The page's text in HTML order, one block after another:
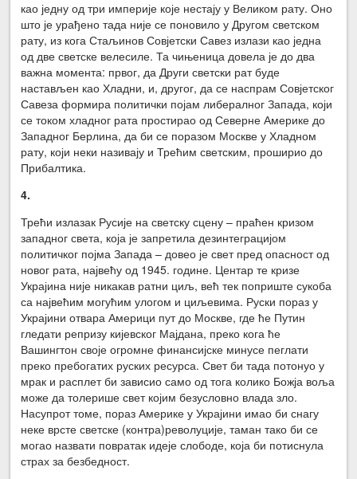
као једну од три империје које нестају у Великом рату. Оно
што је урађено тада није се поновило у Другом светском
рату, из кога Стаљинов Совјетски Савез излази као једна
од две светске велесиле. Та чињеница довела је до два
важна момента: првог, да Други светски рат буде
настављен као Хладни, и, другог, да се наспрам Совјетског
Савеза формира политички појам либералног Запада, који
се током хладног рата простирао од Северне Америке до
Западног Берлина, да би се поразом Москве у Хладном
рату, који неки називају и Трећим светским, проширио до
Прибалтика.
4.
Трећи излазак Русије на светску сцену – праћен кризом
западног света, која је запретила дезинтеграцијом
политичког појма Запада – довео је свет пред опасност од
новог рата, највећу од 1945. године. Центар те кризе
Украјина није никакав ратни циљ, већ тек поприште сукоба
са највећим могућим улогом и циљевима. Руски пораз у
Украјини отвара Америци пут до Москве, где ће Путин
гледати репризу кијевског Мајдана, преко кога ће
Вашингтон своје огромне финансијске минусе пеглати
преко пребогатих руских ресурса. Свет би тада потонуо у
мрак и расплет би зависио само од тога колико Божја воља
може да толерише свет којим безусловно влада зло.
Насупрот томе, пораз Америке у Украјини имао би снагу
неке врсте светске (контра)револуције, таман тако би се
могао назвати повратак идеје слободе, која би потиснула
страх за безбедност.